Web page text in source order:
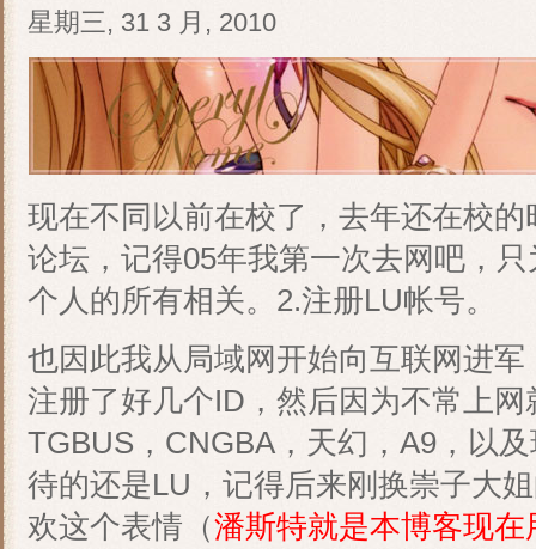
星期三, 31 3 月, 2010
现在不同以前在校了，去年还在校
论坛，记得05年我第一次去网吧，
个人的所有相关。2.注册LU帐号。
也因此我从局域网开始向互联网进
注册了好几个ID，然后因为不常上
TGBUS，CNGBA，天幻，A9，以
待的还是LU，记得后来刚换崇子大
欢这个表情（潘斯特就是本博客现在